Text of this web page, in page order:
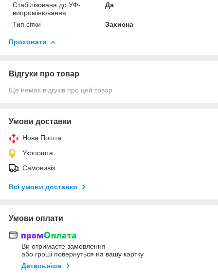
Стабілізована до УФ-
випромінювання
Да
Тип сітки Захисна
Приховати
Відгуки про товар
Ще немає відгуків про цей товар
Умови доставки
Нова Пошта
Укрпошта
Самовивіз
Всі умови доставки
Умови оплати
Ви отримаєте замовлення
або гроші повернуться на вашу картку
Детальніше